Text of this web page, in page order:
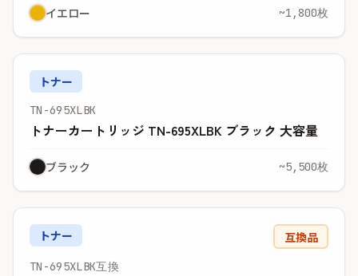
イエロー ~1,800枚
トナー
TN-695XLBK
トナーカートリッジ TN-695XLBK ブラック 大容量
ブラック ~5,500枚
トナー 互換品
TN-695XLBK互換